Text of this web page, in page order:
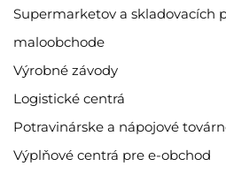
Supermarketov a skladovacích
maloobchode
Výrobné závody
Logistické centrá
Potravinárske a nápojové
Výplňové centrá pre e-obchod